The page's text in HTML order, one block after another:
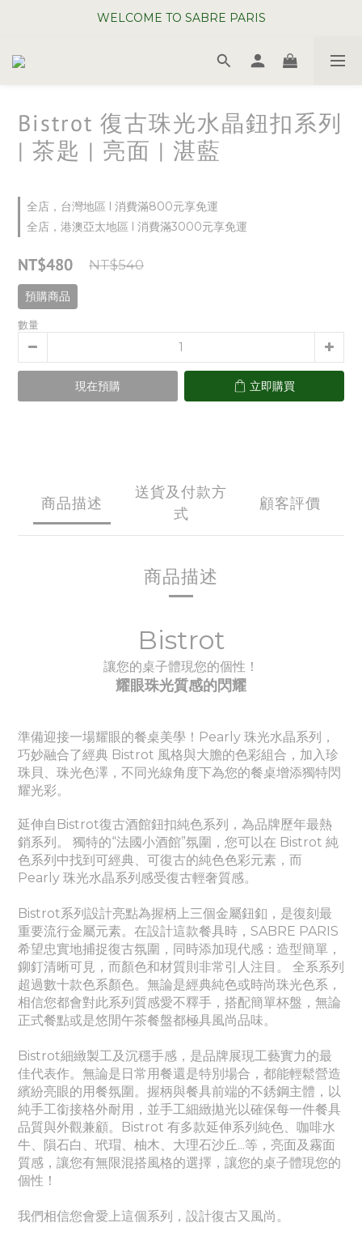
WELCOME TO SABRE PARIS
WELCOME TO SABRE PARIS
夏日年中慶全館 88 折
Bistrot 復古珠光水晶鈕扣系列
| 茶匙 | 亮面 | 湛藍
全店，台灣地區 l 消費滿800元享免運
全店，港澳亞太地區 l 消費滿3000元享免運
NT$480 NT$540
預購商品
數量
現在預購 立即購買
商品描述
送貨及付款方
式
顧客評價
商品描述
Bistrot
讓您的桌子體現您的個性！
耀眼珠光質感的閃耀
準備迎接一場耀眼的餐桌美學！Pearly 珠光水晶系列，
巧妙融合了經典 Bistrot 風格與大膽的色彩組合，加入珍
珠貝、珠光色澤，不同光線角度下為您的餐桌增添獨特閃
耀光彩。
延伸自Bistrot復古酒館鈕扣純色系列，為品牌歷年最熱
銷系列。 獨特的“法國小酒館”氛圍，您可以在 Bistrot 純
色系列中找到可經典、 可復古的純色色彩元素，而
Pearly 珠光水晶系列感受復古輕奢質感。
Bistrot系列設計亮點為握柄上三個金屬鈕釦，是復刻最
重要流行金屬元素。 在設計這款餐具時，SABRE PARIS
希望忠實地捕捉復古氛圍，同時添加現代感：造型簡單，
鉚釘清晰可見，而顏色和材質則非常引人注目。 全系系列
超過數十款色系顏色。無論是經典純色或時尚珠光色系，
相信您都會對此系列質感愛不釋手，搭配簡單杯盤，無論
正式餐點或是悠閒午茶餐盤都極具風尚品味。
Bistrot細緻製工及沉穩手感，是品牌展現工藝實力的最
佳代表作。 無論是日常用餐還是特別場合，都能輕鬆營造
繽紛亮眼的用餐氛圍。 握柄與餐具前端的不銹鋼主體，以
純手工銜接格外耐用，並手工細緻拋光以確保每一件餐具
品質與外觀兼顧。Bistrot 有多款延伸系列純色、 咖啡水
牛、隕石白、玳瑁、柚木、大理石沙丘...等，亮面及霧面
質感 ，讓您有無限混搭風格的選擇，讓您的桌子體現您的
個性！
我們相信您會愛上這個系列，設計復古又風尚。